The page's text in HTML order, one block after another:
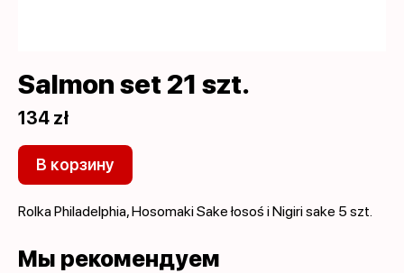
Salmon set 21 szt.
134 zł
В корзину
Rolka Philadelphia, Hosomaki Sake łosoś i Nigiri sake 5 szt.
Мы рекомендуем